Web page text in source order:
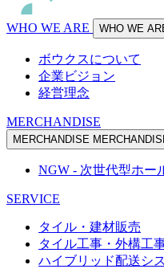
WHO WE ARE WHO WE
ボウクスについて
企業ビジョン
経営理念
MERCHANDISE
MERCHANDISE
NGW - 次世代型ホー
SERVICE
タイル・建材販売
タイル工事・外構工
ハイブリッド配送シ